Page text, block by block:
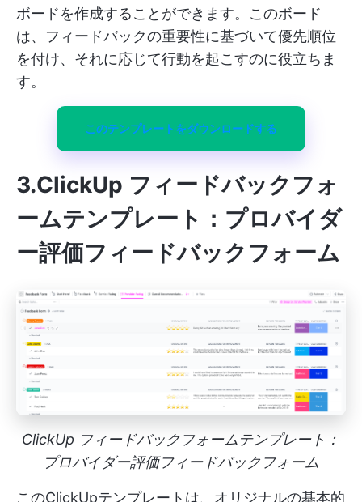
ボードを作成することができます。このボード
は、フィードバックの重要性に基づいて優先順位
を付け、それに応じて行動を起こすのに役立ちま
す。
このテンプレートをダウンロードする
3.ClickUp フィードバックフォ
ームテンプレート：プロバイダ
ー評価フィードバックフォーム
ClickUp フィードバックフォームテンプレート：
プロバイダー評価フィードバックフォーム
このClickUpテンプレートは、オリジナルの基本的